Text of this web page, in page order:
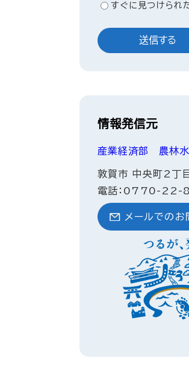
すぐに見つけられ
情報発信元
産業経済部 農林
敦賀市 中央町2丁
電話：0770-22-
メールでのお